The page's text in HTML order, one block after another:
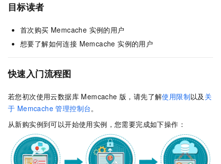
目标读者
首次购买 Memcache 实例的用户
想要了解如何连接 Memcache 实例的用户
快速入门流程图
若您初次使用云数据库 Memcache 版，请先了解使用限制以及 关
于 Memcache 管理控制台。
从新购实例到可以开始使用实例，您需要完成如下操作：